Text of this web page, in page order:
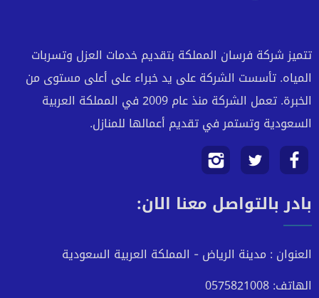
تتميز شركة فرسان المملكة بتقديم خدمات العزل وتسربات
المياه. تأسست الشركة على يد خبراء على أعلى مستوى من
الخبرة. تعمل الشركة منذ عام 2009 في المملكة العربية
السعودية وتستمر في تقديم أعمالها للمنازل.
تابعنا
على
فيسبوك
تابعنا
على
تويتر
تابعنا
على
انستجرام
بادر بالتواصل معنا الان:
العنوان : مدينة الرياض - المملكة العربية السعودية
الهاتف: 0575821008